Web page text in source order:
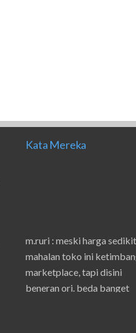
Kata Mereka
m.ruri : meski harga sedikit
mahalan toko ini ketimbang
marketplace, tapi disini
beneran ori. beda banget